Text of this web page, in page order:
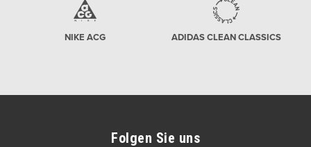
NIKE ACG ADIDAS CLEAN CLASSICS
Folgen Sie uns